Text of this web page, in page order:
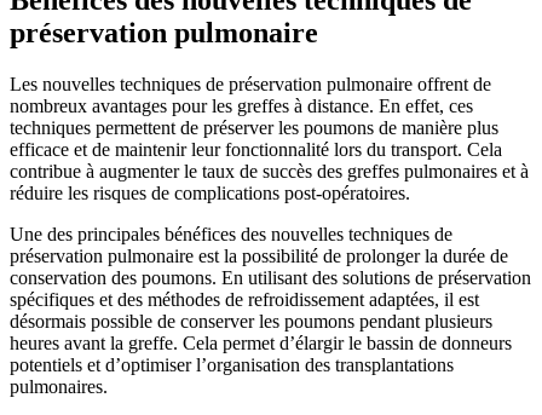
préservation pulmonaire
Les nouvelles techniques de préservation pulmonaire offrent de
nombreux avantages pour les greffes à distance. En effet, ces
techniques permettent de préserver les poumons de manière plus
efficace et de maintenir leur fonctionnalité lors du transport. Cela
contribue à augmenter le taux de succès des greffes pulmonaires et à
réduire les risques de complications post-opératoires.
Une des principales bénéfices des nouvelles techniques de
préservation pulmonaire est la possibilité de prolonger la durée de
conservation des poumons. En utilisant des solutions de préservation
spécifiques et des méthodes de refroidissement adaptées, il est
désormais possible de conserver les poumons pendant plusieurs
heures avant la greffe. Cela permet d’élargir le bassin de donneurs
potentiels et d’optimiser l’organisation des transplantations
pulmonaires.